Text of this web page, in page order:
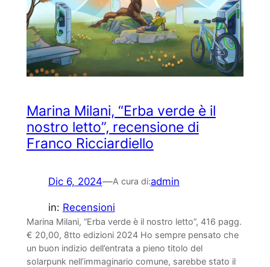
Marina Milani, “Erba verde è il
nostro letto”, recensione di
Franco Ricciardiello
Dic 6, 2024—A cura di:admin
in: Recensioni
Marina Milani, “Erba verde è il nostro letto”, 416 pagg.
€ 20,00, 8tto edizioni 2024 Ho sempre pensato che
un buon indizio dell’entrata a pieno titolo del
solarpunk nell’immaginario comune, sarebbe stato il